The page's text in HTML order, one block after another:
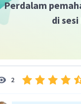
Pasangan Ag
Perdalam
di
2